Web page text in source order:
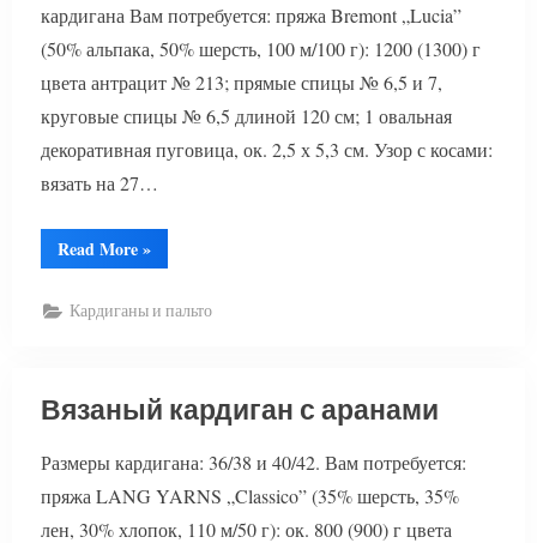
кардигана Вам потребуется: пряжа Bremont „Lucia”
(50% альпака, 50% шерсть, 100 м/100 г): 1200 (1300) г
цвета антрацит № 213; прямые спицы № 6,5 и 7,
круговые спицы № 6,5 длиной 120 см; 1 овальная
декоративная пуговица, ок. 2,5 х 5,3 см. Узор с косами:
вязать на 27…
Read More“Кардиган
вязаный
»
Кардиганы и пальто
Вязаный кардиган с аранами
Размеры кардигана: 36/38 и 40/42. Вам потребуется:
пряжа LANG YARNS „Classico” (35% шерсть, 35%
лен, 30% хлопок, 110 м/50 г): ок. 800 (900) г цвета